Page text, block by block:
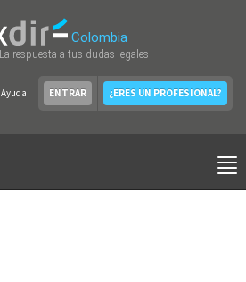
Colombia
La respuesta a tus dudas legales
Ayuda ENTRAR ¿ERES UN PROFESIONAL?